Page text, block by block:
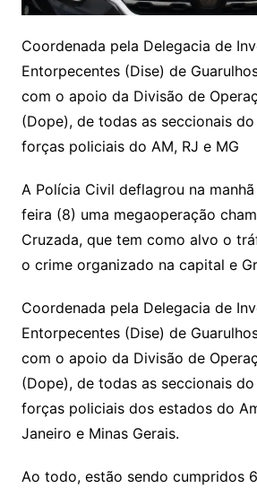
Coordenada pela Delegacia de
Entorpecentes (Dise) de
com o apoio da Divisão de
(Dope), de todas as seccionais
forças policiais do AM, RJ e MG
A Polícia Civil deflagrou na
feira (8) uma megaoperação
Cruzada, que tem como alvo o
o crime organizado na capital e
Coordenada pela Delegacia de
Entorpecentes (Dise) de
com o apoio da Divisão de
(Dope), de todas as seccionais
forças policiais dos estados do
Janeiro e Minas Gerais.
Ao todo, estão sendo cumpridos